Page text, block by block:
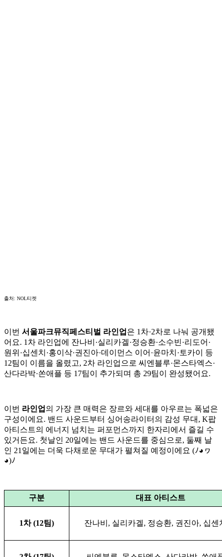
출처: NOL티켓
이번 서울파크뮤직페스티벌 라인업 은 1차·2차로 나눠 공개됐
어요. 1차 라인업에 잔나비·실리카겔·정승환·소수빈·리도어·
원위·십센치·홍이삭·권진아·데이먼스 이어·윤마치·토카이 등
12팀이 이름을 올렸고, 2차 라인업으로 씨엔블루·몬스타엑스·
산다라박·쏜애플 등 17팀이 추가되며 총 29팀이 완성됐어요.
이번 라인업 의 가장 큰 매력은 장르와 세대를 아우르는 폭넓은
구성이에요. 밴드 사운드부터 싱어송라이터의 감성 무대, K팝
아티스트의 에너지 넘치는 퍼포먼스까지 한자리에서 즐길 수
있거든요. 첫날인 20일에는 밴드 사운드를 중심으로, 둘째 날
인 21일에는 더욱 다채로운 무대가 펼쳐질 예정이에요 (ﾉ◕ヮ
◕)ﾉ
구분 대표 아티스트
1차 (12팀) 잔나비, 실리카겔, 정승환, 권진아, 십센